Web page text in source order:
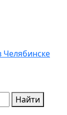
Найти